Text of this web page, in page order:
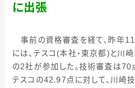
に出張
事前の資格審査を経て、昨年11
には、テスコ (本社・東京都) と川
の2社が参加した。技術審査は70
テスコの42.97 点に対して、川崎